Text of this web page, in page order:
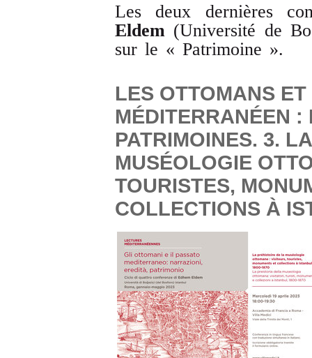
Les deux dernières
Eldem (Université de
sur le « Patrimoine ».
LES OTTOMANS
MÉDITERRANÉEN :
PATRIMOINES. 3.
MUSÉOLOGIE
TOURISTES,
COLLECTIONS À